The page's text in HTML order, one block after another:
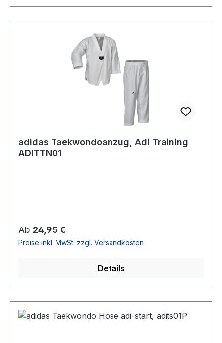
adidas Taekwondoanzug, Adi Training
ADITTN01
Regulärer Preis:
Ab 24,95 €
Preise inkl. MwSt. zzgl. Versandkosten
Details